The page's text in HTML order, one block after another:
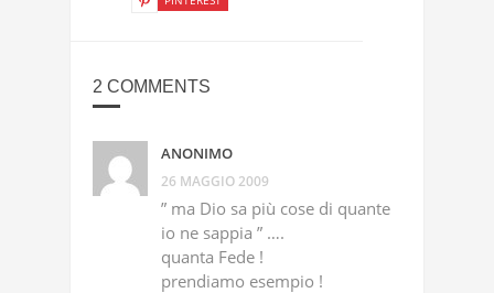
2 COMMENTS
ANONIMO
26 MAGGIO 2009
” ma Dio sa più cose di quante
io ne sappia ” ….
quanta Fede !
prendiamo esempio !